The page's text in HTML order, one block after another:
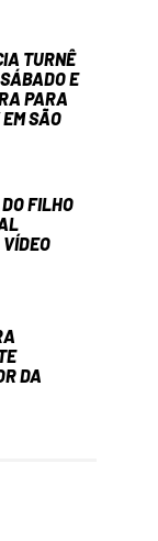
TURNÊ
E
PARA
SÃO
FILHO
DA